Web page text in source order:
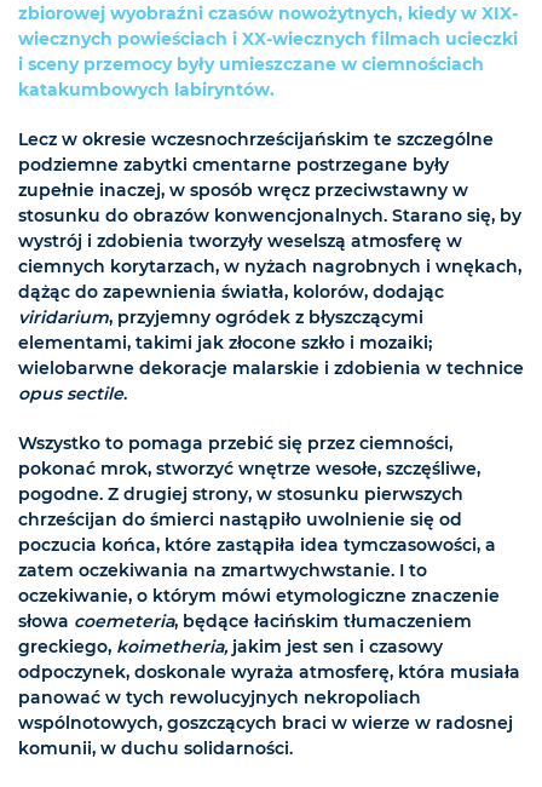
zbiorowej wyobraźni czasów nowożytnych, kiedy w XIX-
wiecznych powieściach i XX-wiecznych filmach ucieczki
i sceny przemocy były umieszczane w ciemnościach
katakumbowych labiryntów.
Lecz w okresie wczesnochrześcijańskim te szczególne
podziemne zabytki cmentarne postrzegane były
zupełnie inaczej, w sposób wręcz przeciwstawny w
stosunku do obrazów konwencjonalnych. Starano się, by
wystrój i zdobienia tworzyły weselszą atmosferę w
ciemnych korytarzach, w nyżach nagrobnych i wnękach,
dążąc do zapewnienia światła, kolorów, dodając
viridarium, przyjemny ogródek z błyszczącymi
elementami, takimi jak złocone szkło i mozaiki;
wielobarwne dekoracje malarskie i zdobienia w technice
opus sectile.
Wszystko to pomaga przebić się przez ciemności,
pokonać mrok, stworzyć wnętrze wesołe, szczęśliwe,
pogodne. Z drugiej strony, w stosunku pierwszych
chrześcijan do śmierci nastąpiło uwolnienie się od
poczucia końca, które zastąpiła idea tymczasowości, a
zatem oczekiwania na zmartwychwstanie. I to
oczekiwanie, o którym mówi etymologiczne znaczenie
słowa coemeteria, będące łacińskim tłumaczeniem
greckiego, koimetheria, jakim jest sen i czasowy
odpoczynek, doskonale wyraża atmosferę, która musiała
panować w tych rewolucyjnych nekropoliach
wspólnotowych, goszczących braci w wierze w radosnej
komunii, w duchu solidarności.